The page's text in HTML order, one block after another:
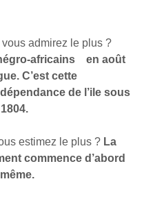
admirez le plus ?
africains en août
C’est cette
de l’ile sous
estimez le plus ? La
commence d’abord